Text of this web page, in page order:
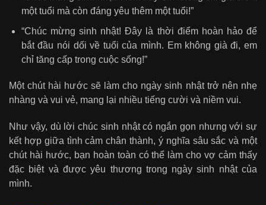
một tuổi mà còn đáng yêu thêm một tuổi!”
“Chúc mừng sinh nhật! Đây là thời điểm hoàn hảo để
bắt đầu nói dối về tuổi của mình. Em không già đi, em
chỉ tăng cấp trong cuộc sống!”
Một chút hài hước sẽ làm cho ngày sinh nhật trở nên nhẹ
nhàng và vui vẻ, mang lại nhiều tiếng cười và niềm vui.
Như vậy, dù lời chúc sinh nhật có ngắn gọn nhưng với sự
kết hợp giữa tình cảm chân thành, ý nghĩa sâu sắc và một
chút hài hước, bạn hoàn toàn có thể làm cho vợ cảm thấy
đặc biệt và được yêu thương trong ngày sinh nhật của
mình.